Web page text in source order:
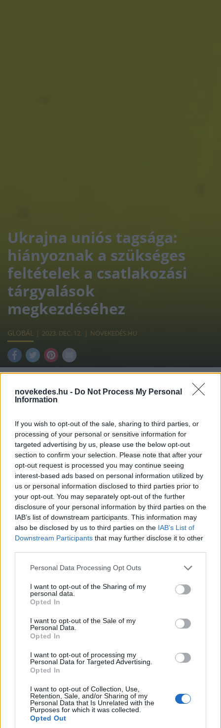
novekedes.hu - Do Not Process My Personal
Information
If you wish to opt-out of the sale, sharing to third parties, or
processing of your personal or sensitive information for
targeted advertising by us, please use the below opt-out
section to confirm your selection. Please note that after your
opt-out request is processed you may continue seeing
interest-based ads based on personal information utilized by
us or personal information disclosed to third parties prior to
your opt-out. You may separately opt-out of the further
disclosure of your personal information by third parties on the
IAB’s list of downstream participants. This information may
also be disclosed by us to third parties on the IAB’s List of
Downstream Participants that may further disclose it to other
Please note that this website/app uses one or more Google
not limited to your visit or usage behaviour. You may click to
grant or deny consent to Google and its third-party tags to
use your data for below specified purposes in below Google
consent section.
Personal Data Processing Opt Outs
I want to opt-out of the Sharing of my
personal data.
Opted In
I want to opt-out of the Sale of my
Personal Data.
Opted In
I want to opt-out of processing my
Personal Data for Targeted Advertising.
Opted In
I want to opt-out of Collection, Use,
Retention, Sale, and/or Sharing of my
Personal Data that Is Unrelated with the
Purposes for which it was collected.
Opted Out
Ukrajna uniós tagsága:
hiányoznak a szükséges
feltételek a csatlakozási
tárgyalások
megkezdéséhez
GLOBÁL 2023. DEC. 12. NÖVEKEDÉS.HU
A háborúban álló, rendkívül meggyengült
pénzügyi és politikai helyzetben lévő
Ukrajna a kormányzás és az európai
normáknak való megfelelés kapcsán olyan
súlyos problémákkal küzd, amelyek teljesen
alkalmatlanná teszik a csatlakozási
tárgyalások megkezdésére. A Magyar
Külügyi Intézet szerint Ukrajna jövőjéről
alkotott világos kép és az EU konkrét
elhamarkodott az ország uniós tagságáról
Az Európai Bizottság az Ukrajnával és
Moldovával folytatott csatlakozási tárgyalások